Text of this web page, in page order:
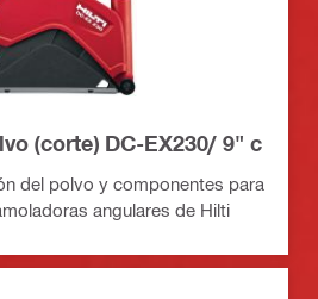
(corte) DC-EX230/ 9" c
del polvo y componentes para
angulares de Hilti